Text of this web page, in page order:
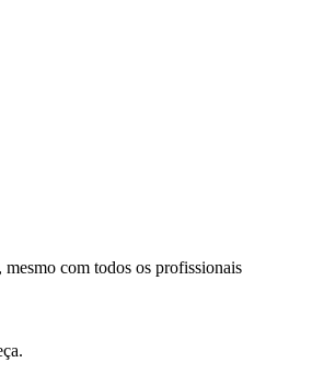
com todos os profissionais